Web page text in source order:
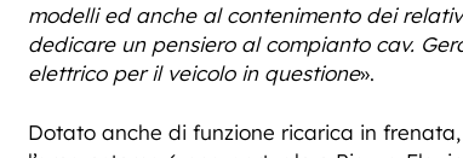
modelli ed anche al contenimento dei
dedicare un pensiero al compianto cav.
elettrico per il veicolo in questione».
Dotato anche di funzione ricarica in